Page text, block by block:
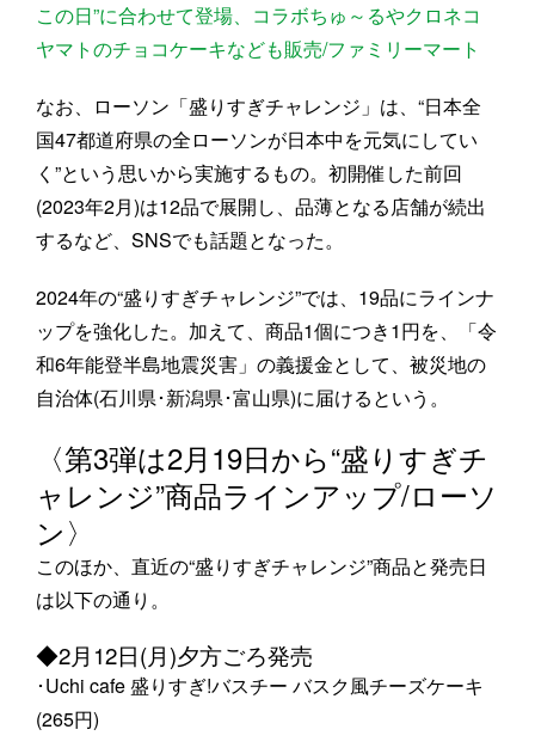
この日”に合わせて登場、コラボちゅ～るやクロネコ
ヤマトのチョコケーキなども販売/ファミリーマート
なお、ローソン「盛りすぎチャレンジ」は、“日本全
国47都道府県の全ローソンが日本中を元気にしてい
く”という思いから実施するもの。初開催した前回
(2023年2月)は12品で展開し、品薄となる店舗が続出
するなど、SNSでも話題となった。
2024年の“盛りすぎチャレンジ”では、19品にラインナ
ップを強化した。加えて、商品1個につき1円を、「令
和6年能登半島地震災害」の義援金として、被災地の
自治体(石川県･新潟県･富山県)に届けるという。
〈第3弾は2月19日から“盛りすぎチ
ャレンジ”商品ラインアップ/ローソ
ン〉
このほか、直近の“盛りすぎチャレンジ”商品と発売日
は以下の通り。
◆2月12日(月)夕方ごろ発売
･Uchi cafe 盛りすぎ!バスチー バスク風チーズケーキ
(265円)